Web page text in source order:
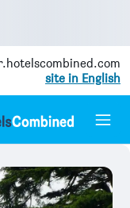
site in English